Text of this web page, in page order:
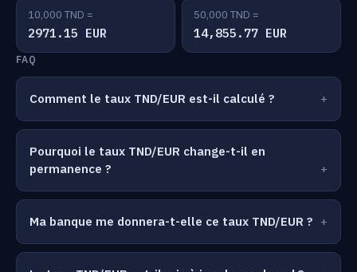
10,000 TND =
2971.15 EUR
50,000 TND =
14,855.77 EUR
FAQ
Comment le taux TND/EUR est-il calculé ?
Pourquoi le taux TND/EUR change-t-il en
permanence ?
Ma banque me donnera-t-elle ce taux TND/EUR ?